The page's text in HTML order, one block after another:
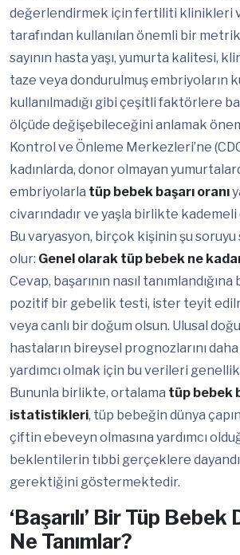
değerlendirmek için fertiliti klinikleri
tarafından kullanılan önemli bir
sayının hasta yaşı, yumurta kalitesi,
taze veya dondurulmuş embriyoların
kullanılmadığı gibi çeşitli faktörlere
ölçüde değişebileceğini anlamak
Kontrol ve Önleme Merkezleri’ne
kadınlarda, donor olmayan
embriyolarla tüp bebek başarı oranı
civarındadır ve yaşla birlikte
Bu varyasyon, birçok kişinin şu soruyu
olur: Genel olarak tüp bebek ne kadar
Cevap, başarının nasıl tanımlandığına
pozitif bir gebelik testi, ister teyit
veya canlı bir doğum olsun. Ulusal
hastaların bireysel prognozlarını
yardımcı olmak için bu verileri
Bununla birlikte, ortalama tüp bebek
istatistikleri, tüp bebeğin dünya
çiftin ebeveyn olmasına yardımcı
beklentilerin tıbbi gerçeklere
gerektiğini göstermektedir.
‘Başarılı’ Bir Tüp
Ne Tanımlar?